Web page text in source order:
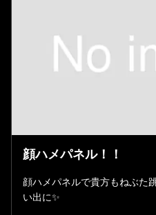
顔ハメパネル！！
顔ハメパネルで貴方もねぶた
い出に✨